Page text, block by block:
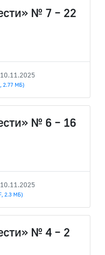
№ 7 – 22
2.77 МБ)
№ 6 – 16
2.3 МБ)
№ 4 – 2